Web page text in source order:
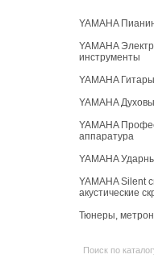
YAMAHA
YAMAHA
инструменты
YAMAHA Гитары
YAMAHA
YAMAHA
аппаратура
YAMAHA
YAMAHA Silent
акустические
Тюнеры,